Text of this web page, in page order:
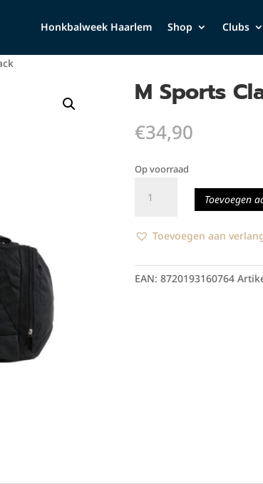
Honkbalweek Haarlem Shop Clubs
M Sports
€34,90
Op voorraad
Sports
Sportsbag
aantal
Toevoegen
Toevoegen aan
EAN: 8720193160764